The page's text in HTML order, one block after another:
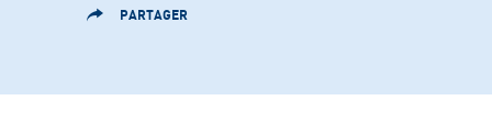
PARTAGER